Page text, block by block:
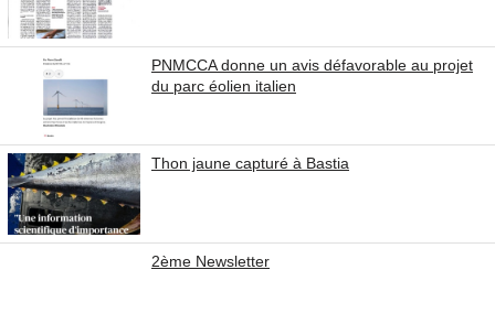
PNMCCA donne un avis défavorable au projet
du parc éolien italien
Thon jaune capturé à Bastia
2ème Newsletter